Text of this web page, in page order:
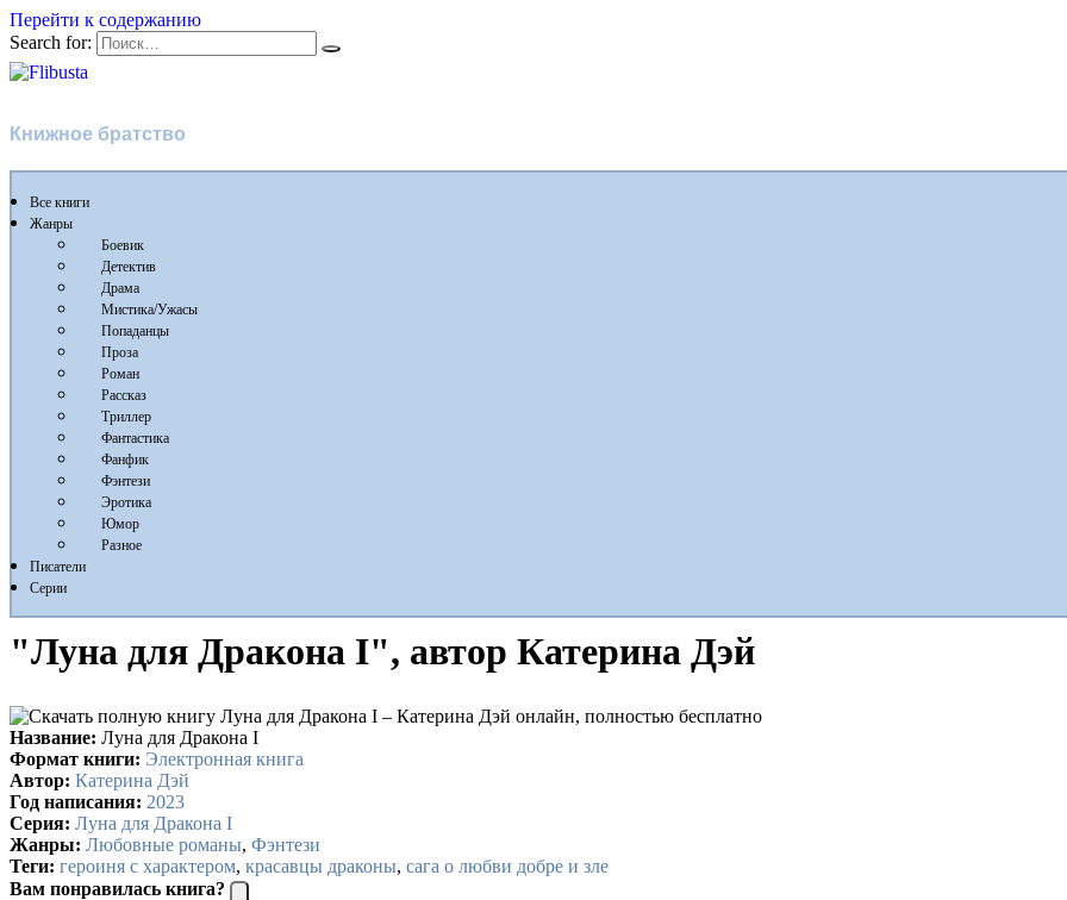
Перейти к содержанию
Search for:
Книжное братство
Все книги
Жанры
Боевик
Детектив
Драма
Мистика/Ужасы
Попаданцы
Проза
Роман
Рассказ
Триллер
Фантастика
Фанфик
Фэнтези
Эротика
Юмор
Разное
Писатели
Серии
"Луна для Дракона I", автор Катерина Дэй
Название: Луна для Дракона I
Формат книги: Электронная книга
Автор: Катерина Дэй
Год написания: 2023
Серия: Луна для Дракона I
Жанры: Любовные романы, Фэнтези
Теги: героиня с характером, красавцы драконы, сага о любви добре и зле
Вам понравилась книга?